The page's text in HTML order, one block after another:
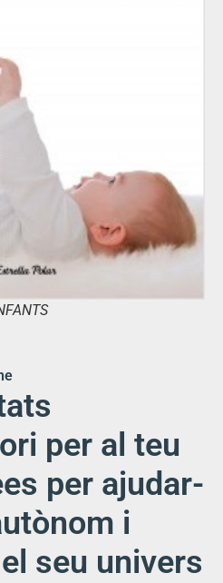
per al teu
per ajudar-
i
seu univers